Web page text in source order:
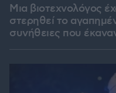
Μια βιοτεχνολόγος
στερηθεί το
συνήθειες που